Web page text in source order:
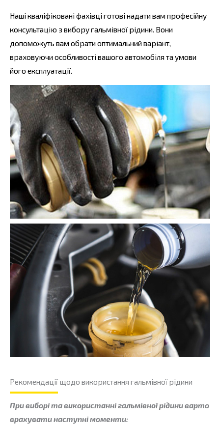
Наші кваліфіковані фахівці готові надати вам професійну
консультацію з вибору гальмівної рідини. Вони
допоможуть вам обрати оптимальний варіант,
враховуючи особливості вашого автомобіля та умови
його експлуатації.
Рекомендації щодо використання гальмівної рідини
При виборі та використанні гальмівної рідини варто
врахувати наступні моменти: